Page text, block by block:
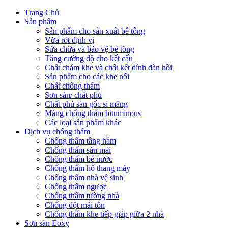
Trang Chủ
Sản phẩm
Sản phẩm cho sản xuất bê tông
Vữa rót định vị
Sửa chữa và bảo vệ bê tông
Tăng cường độ cho kết cấu
Chất chám khe và chất kết dính đàn hồi
Sản phẩm cho các khe nối
Chất chống thấm
Sơn sàn/ chất phủ
Chất phủ sàn gốc si măng
Màng chống thấm bituminous
Các loại sản phẩm khác
Dịch vụ chống thấm
Chống thấm tầng hầm
Chống thấm sàn mái
Chống thấm bể nước
Chống thấm hố thang máy
Chống thấm nhà vệ sinh
Chống thấm ngược
Chống thấm tường nhà
Chống dột mái tôn
Chống thấm khe tiếp giáp giữa 2 nhà
Sơn sàn Eoxy